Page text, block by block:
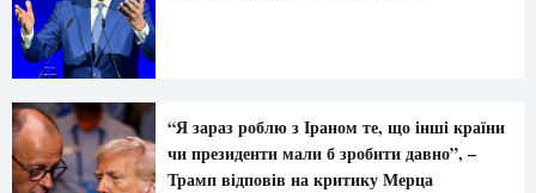
“Я зараз роблю з Іраном те, що інші країни
чи президенти мали б зробити давно”, –
Трамп відповів на критику Мерца